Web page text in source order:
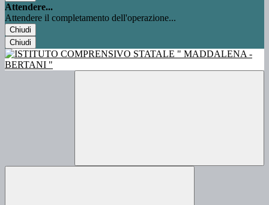
Attendere...
Attendere il completamento dell'operazione...
Chiudi
Chiudi